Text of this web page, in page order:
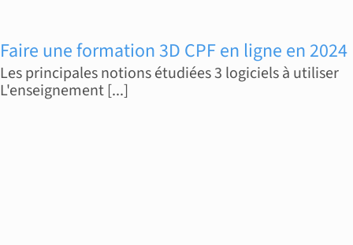
Faire une formation 3D CPF en ligne en 2024
Les principales notions étudiées 3 logiciels à utiliser
L'enseignement [...]